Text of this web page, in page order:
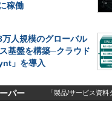
稼働
人規模のグローバル
基盤を構築─クラウド
」を導入
パー 「製品/サービス資